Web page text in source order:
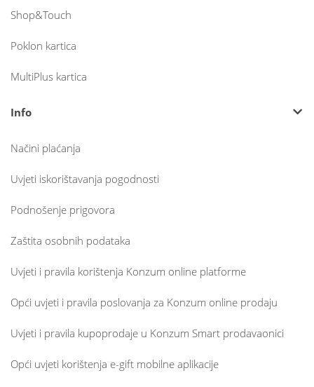
Shop&Touch
Poklon kartica
MultiPlus kartica
Info
Načini plaćanja
Uvjeti iskorištavanja pogodnosti
Podnošenje prigovora
Zaštita osobnih podataka
Uvjeti i pravila korištenja Konzum online platforme
Opći uvjeti i pravila poslovanja za Konzum online prodaju
Uvjeti i pravila kupoprodaje u Konzum Smart prodavaonici
Opći uvjeti korištenja e-gift mobilne aplikacije